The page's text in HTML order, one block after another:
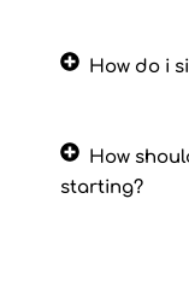
How do i
How
starting?